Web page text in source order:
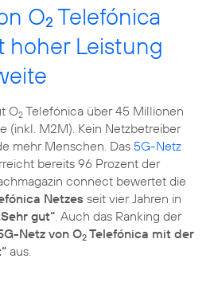
O2 Telefónica
hoher Leistung
O2 Telefónica über 45 Millionen
(inkl. M2M). Kein Netzbetreiber
mehr Menschen. Das 5G-Netz
bereits 96 Prozent der
connect bewertet die
Netzes seit vier Jahren in
gut“ . Auch das Ranking der
Netz von O2 Telefónica mit der
aus.